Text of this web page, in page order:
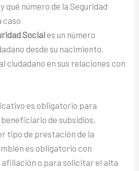
qué número de la Seguridad
caso
Sociales un número
desde su nacimiento.
ciudadano en sus relaciones con
es obligatorio para
de subsidios,
tipo de prestación de la
es obligatorio con
o para solicitar el alta